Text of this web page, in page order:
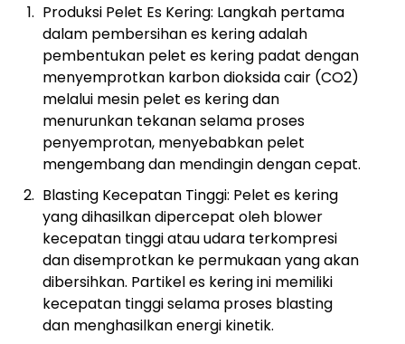
Produksi Pelet Es Kering: Langkah pertama
dalam pembersihan es kering adalah
pembentukan pelet es kering padat dengan
menyemprotkan karbon dioksida cair (CO2)
melalui mesin pelet es kering dan
menurunkan tekanan selama proses
penyemprotan, menyebabkan pelet
mengembang dan mendingin dengan cepat.
Blasting Kecepatan Tinggi: Pelet es kering
yang dihasilkan dipercepat oleh blower
kecepatan tinggi atau udara terkompresi
dan disemprotkan ke permukaan yang akan
dibersihkan. Partikel es kering ini memiliki
kecepatan tinggi selama proses blasting
dan menghasilkan energi kinetik.